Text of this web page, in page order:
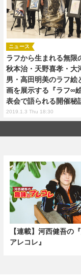
ラフから生まれる無限
秋本治・天野喜孝・大
男・高田明美のラフ絵
画を展示する『ラフ∞
表会で語られる開催秘
ニュース
2019.1.3 Thu 18:30
【連載】河西健吾の
アレコレ』